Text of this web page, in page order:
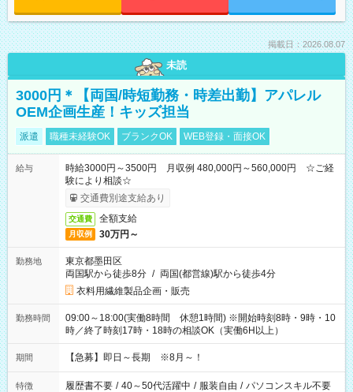
掲載日：2026.08.07
未読
3000円＊【両国/時短勤務・時差出勤】アパレル
OEM企画生産！キッズ担当
派遣 職種未経験OK ブランクOK WEB登録・面接OK
給与
時給3000円～3500円 月収例 480,000円～560,000円 ☆ご経
験により相談☆
交通費別途支給あり
交通費 全額支給
月収例 30万円～
勤務地
東京都墨田区
両国駅から徒歩8分 / 両国(都営線)駅から徒歩4分
衣料用繊維製品企画・販売
勤務時間
09:00～18:00(実働8時間 休憩1時間) ※開始時刻8時・9時・10
時／終了時刻17時・18時の相談OK（実働6H以上）
期間 【急募】即日～長期 ※8月～！
特徴 履歴書不要 / 40～50代活躍中 / 服装自由 / パソコンスキル不要